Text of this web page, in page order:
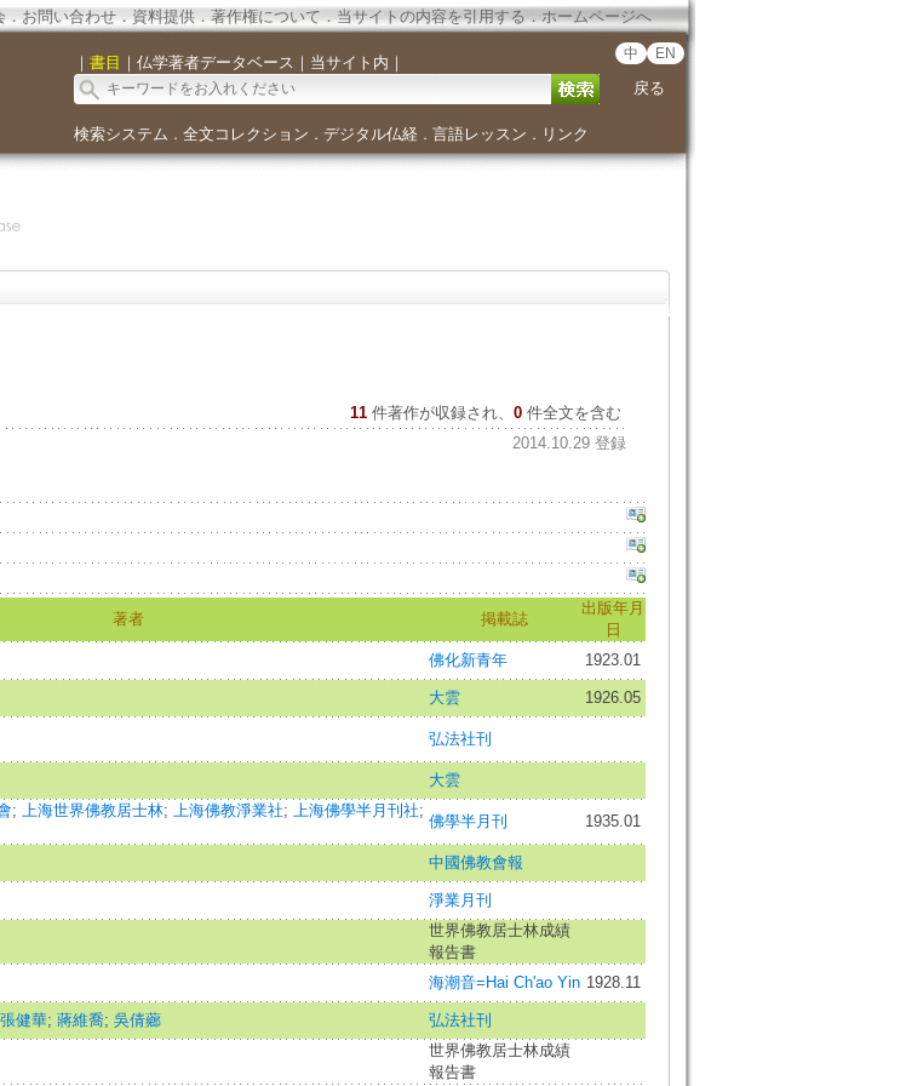
． お問い合わせ． 資料提供．著作権について．当サイトの内容を引用する．ホームページへ
｜ 書目 ｜ 仏学著者データベース ｜ 当サイト内 ｜ 中 EN
戻る
検索システム ． 全文コレクション ． デジタル仏経． 言語レッスン ． リンク
11 件著作が収録され、 0件全文を含む
2014.10.29 登録
著者 掲載誌
出版年月
日
佛化新青年 1923.01
大雲
1926.05
弘法社刊
大雲
; 上海世界佛教居士林; 上海佛教淨業社; 上海佛學半月刊社;
佛學半月刊 1935.01
中國佛教會報
淨業月刊
世界佛教居士林成績
報告書
海潮音=Hai Ch'ao Yin 1928.11
張健華; 蔣維喬; 吳倩薌 弘法社刊
世界佛教居士林成績
報告書